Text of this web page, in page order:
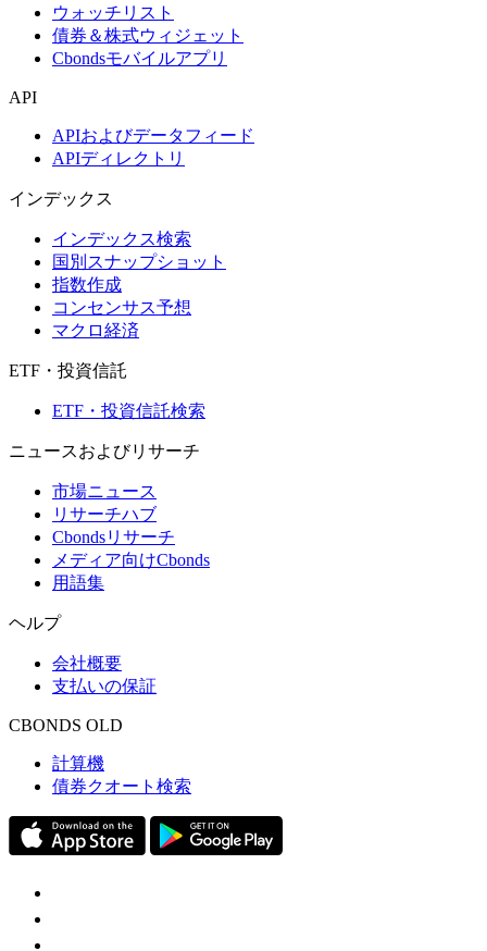
ウォッチリスト
債券＆株式ウィジェット
Cbondsモバイルアプリ
API
APIおよびデータフィード
APIディレクトリ
インデックス
インデックス検索
国別スナップショット
指数作成
コンセンサス予想
マクロ経済
ETF・投資信託
ETF・投資信託検索
ニュースおよびリサーチ
市場ニュース
リサーチハブ
Cbondsリサーチ
メディア向けCbonds
用語集
ヘルプ
会社概要
支払いの保証
CBONDS OLD
計算機
債券クオート検索